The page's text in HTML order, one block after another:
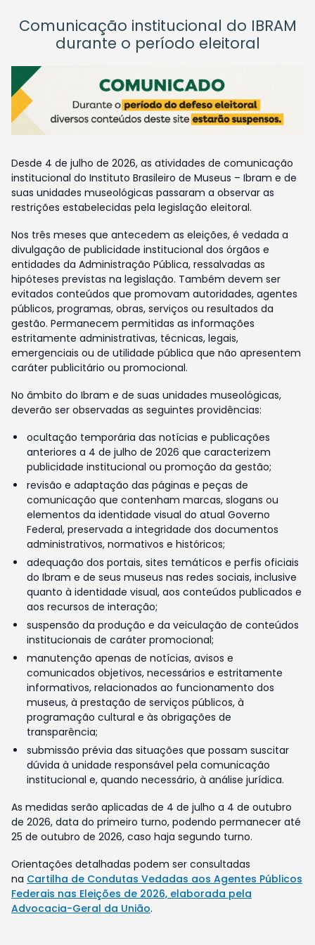
Comunicação institucional do IBRAM
durante o período eleitoral
Desde 4 de julho de 2026, as atividades de comunicação
institucional do Instituto Brasileiro de Museus – Ibram e de
suas unidades museológicas passaram a observar as
restrições estabelecidas pela legislação eleitoral.
Nos três meses que antecedem as eleições, é vedada a
divulgação de publicidade institucional dos órgãos e
entidades da Administração Pública, ressalvadas as
hipóteses previstas na legislação. Também devem ser
evitados conteúdos que promovam autoridades, agentes
públicos, programas, obras, serviços ou resultados da
gestão. Permanecem permitidas as informações
estritamente administrativas, técnicas, legais,
emergenciais ou de utilidade pública que não apresentem
caráter publicitário ou promocional.
No âmbito do Ibram e de suas unidades museológicas,
deverão ser observadas as seguintes providências:
ocultação temporária das notícias e publicações
anteriores a 4 de julho de 2026 que caracterizem
publicidade institucional ou promoção da gestão;
revisão e adaptação das páginas e peças de
comunicação que contenham marcas, slogans ou
elementos da identidade visual do atual Governo
Federal, preservada a integridade dos documentos
administrativos, normativos e históricos;
adequação dos portais, sites temáticos e perfis oficiais
do Ibram e de seus museus nas redes sociais, inclusive
quanto à identidade visual, aos conteúdos publicados e
aos recursos de interação;
suspensão da produção e da veiculação de conteúdos
institucionais de caráter promocional;
manutenção apenas de notícias, avisos e
comunicados objetivos, necessários e estritamente
informativos, relacionados ao funcionamento dos
museus, à prestação de serviços públicos, à
programação cultural e às obrigações de
transparência;
submissão prévia das situações que possam suscitar
dúvida à unidade responsável pela comunicação
institucional e, quando necessário, à análise jurídica.
As medidas serão aplicadas de 4 de julho a 4 de outubro
de 2026, data do primeiro turno, podendo permanecer até
25 de outubro de 2026, caso haja segundo turno.
Orientações detalhadas podem ser consultadas
na Cartilha de Condutas Vedadas aos Agentes Públicos
Federais nas Eleições de 2026, elaborada pela
Advocacia-Geral da União.